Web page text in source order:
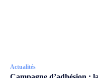
Actualités